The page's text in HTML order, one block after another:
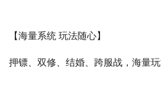
【海量系统 玩法随心】
押镖、双修、结婚、跨服战，海量